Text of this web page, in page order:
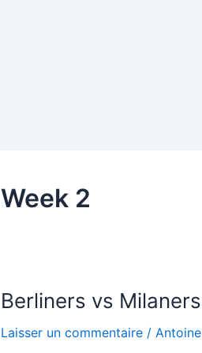
Week 2
Berliners vs Milaners
Laisser un commentaire / Antoine
Berliners
Milaners